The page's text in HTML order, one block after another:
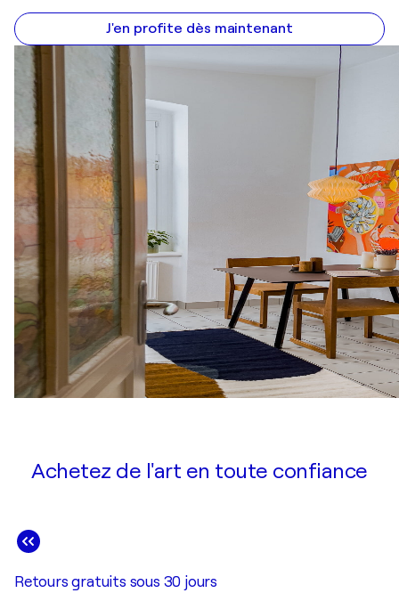
J'en profite dès maintenant
Achetez de l'art en toute confiance
Retours gratuits sous 30 jours